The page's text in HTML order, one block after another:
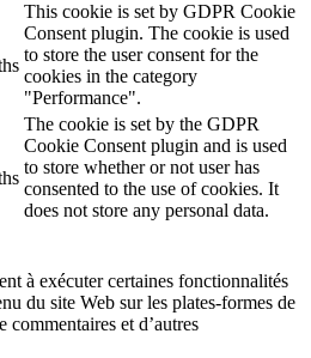
This cookie is set by GDPR Cookie
Consent plugin. The cookie is used
to store the user consent for the
cookies in the category
"Performance".
The cookie is set by the GDPR
Cookie Consent plugin and is used
to store whether or not user has
consented to the use of cookies. It
does not store any personal data.
à exécuter certaines fonctionnalités
du site Web sur les plates-formes de
commentaires et d’autres